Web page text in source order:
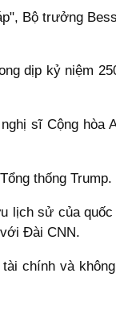
Bộ trưởng
dịp kỷ niệm
sĩ Cộng hòa
thống Trump.
lịch sử của
Đài CNN.
chính và